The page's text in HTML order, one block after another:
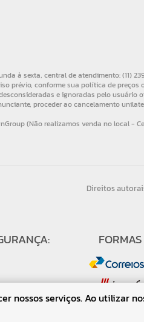
Direitos
nossos serviços. Ao utilizar